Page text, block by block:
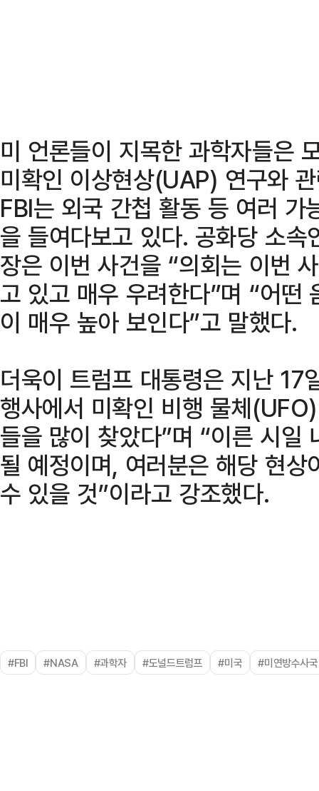
미 언론들이 지목한 과학자들은
미확인 이상현상(UAP) 연구와
FBI는 외국 간첩 활동 등 여러 가
을 들여다보고 있다. 공화당 소
장은 이번 사건을 “의회는 이번
고 있고 매우 우려한다”며 “어떤
이 매우 높아 보인다”고 말했다.
더욱이 트럼프 대통령은 지난 17
행사에서 미확인 비행 물체
들을 많이 찾았다”며 “이른 시일
될 예정이며, 여러분은 해당 현
수 있을 것”이라고 강조했다.
#FBI #NASA #과학자 #도널드트럼프 #미국 #미연방수사국